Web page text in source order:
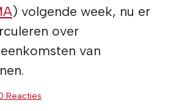
) volgende week, nu er
over
van
Reacties